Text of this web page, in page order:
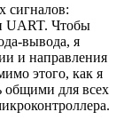
сигналов:
UART. Чтобы
вывода, я
и направления
этого, как я
общими для всех